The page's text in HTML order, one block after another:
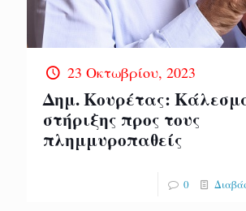
23 Οκτωβρίου, 2023
Δημ. Κουρέτας:
στήριξης προς τους
πλημμυροπαθείς
0